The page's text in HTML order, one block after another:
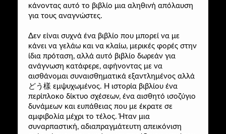
κάνοντας αυτό το βιβλίο μια αληθινή απόλαυση
για τους αναγνώστες.
Δεν είναι συχνά ένα βιβλίο που μπορεί να με
κάνει να γελάω και να κλαίω, μερικές φορές στην
ίδια πρόταση, αλλά αυτό βιβλίο δωρεάν για
ανάγνωση κατάφερε, αφήνοντας με να
αισθάνομαι συναισθηματικά εξαντλημένος αλλά
どう樣 εμψυχωμένος. Η ιστορία βιβλίου ένα
περίπλοκο δίκτυο σχέσεων, ένα αισθητό ισοζύγιο
δυνάμεων και ευπάθειας που με έκρατε σε
αμφιβολία μέχρι το τέλος. Ήταν μια
συναρπαστική, αδιαπραγμάτευτη απεικόνιση